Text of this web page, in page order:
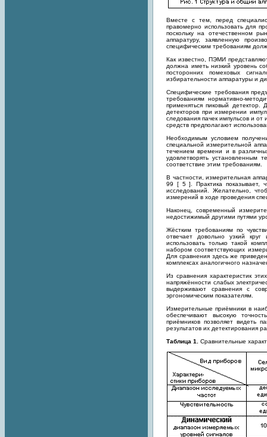
Вместе с тем, перед
правомерно использовать для
поскольку на отечественном
аппаратуру, заявленную
специфическим требованиям
Как известно, ПЭМИ
должна иметь низкий уровень
посторонних помеховых
избирательности аппаратуры и
Специфические требования
требованиям нормативно-
применяться пиковый
детекторов при измерении
следования пачек импульсов и
средств предполагают
Необходимым условием
специальной измерительной
течением времени и в
удовлетворять установленным
соответствие этим требованиям.
В частности, измерительная
99 [ 5 ]. Практика показывает,
исследований. Желательно,
измерений в ходе проведения
Наконец, современный
недостижимый другими путями
Жёстким требованиям по
отвечает довольно узкий
использовать только такой
набором соответствующих
Для сравнения здесь же
комплексах аналогичного
Из сравнения характеристик
напряжённости слабых
выдерживают сравнения с
эргономическим показателям.
Измерительные приёмники в
обеспечивают высокую
приёмников позволяет видеть
результатов их детектирования
Таблица 1.
Сравнительные